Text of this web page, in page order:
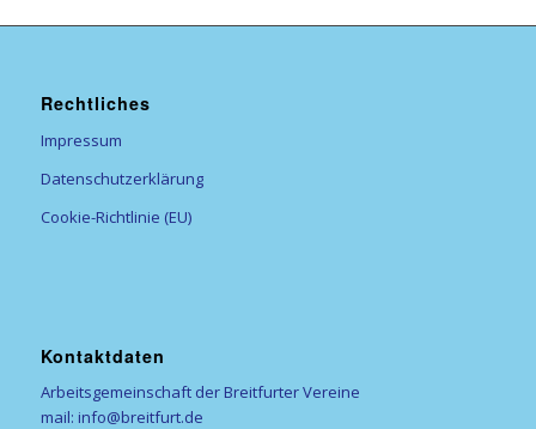
Rechtliches
Impressum
Datenschutzerklärung
Cookie-Richtlinie (EU)
Kontaktdaten
Arbeitsgemeinschaft der Breitfurter Vereine
mail: info@breitfurt.de